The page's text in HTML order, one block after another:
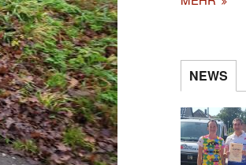
IN
AN
NEWS